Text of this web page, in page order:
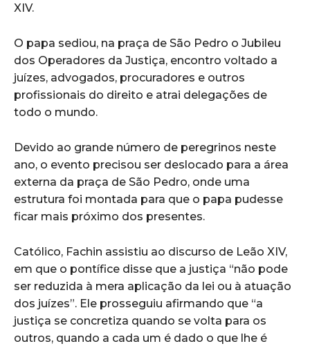
XIV.
O papa sediou, na praça de São Pedro o Jubileu
dos Operadores da Justiça, encontro voltado a
juízes, advogados, procuradores e outros
profissionais do direito e atrai delegações de
todo o mundo.
Devido ao grande número de peregrinos neste
ano, o evento precisou ser deslocado para a área
externa da praça de São Pedro, onde uma
estrutura foi montada para que o papa pudesse
ficar mais próximo dos presentes.
Católico, Fachin assistiu ao discurso de Leão XIV,
em que o pontífice disse que a justiça “não pode
ser reduzida à mera aplicação da lei ou à atuação
dos juízes”. Ele prosseguiu afirmando que “a
justiça se concretiza quando se volta para os
outros, quando a cada um é dado o que lhe é